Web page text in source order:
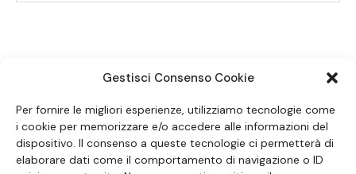
Gestisci Consenso Cookie
Per fornire le migliori esperienze, utilizziamo tecnologie come
i cookie per memorizzare e/o accedere alle informazioni del
dispositivo. Il consenso a queste tecnologie ci permetterà di
elaborare dati come il comportamento di navigazione o ID
SEGUICI SUI SOCIAL